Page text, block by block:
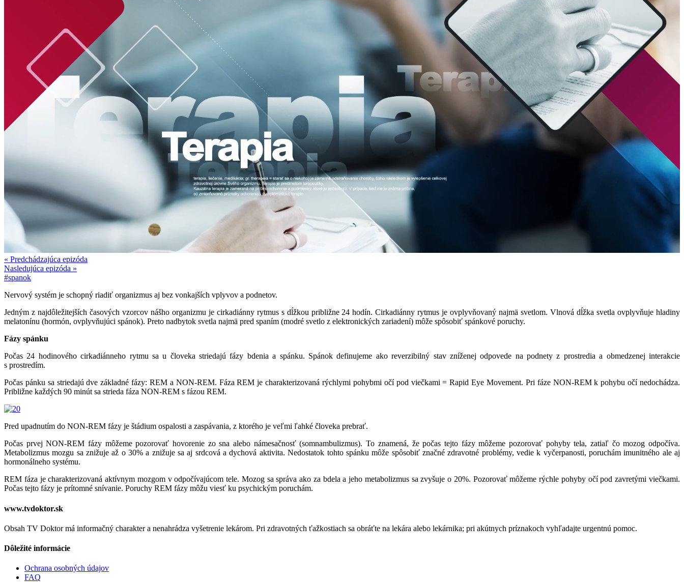
« Predchádzajúca epizóda
Nasledujúca epizóda »
#spanok
Nervový systém je schopný riadiť organizmus aj bez vonkajších vplyvov a podnetov.
Jedným z najdôležitejších časových vzorcov nášho organizmu je cirkadiánny rytmus s dĺžkou približne 24 hodín. Cirkadiánny rytmus je ovplyvňovaný najmä svetlom. Vlnová dĺžka svetla ovplyvňuje hladiny
melatonínu (hormón, ovplyvňujúci spánok). Preto nadbytok svetla najmä pred spaním (modré svetlo z elektronických zariadení) môže spôsobiť spánkové poruchy.
Fázy spánku
Počas 24 hodinového cirkadiánneho rytmu sa u človeka striedajú fázy bdenia a spánku. Spánok definujeme ako reverzibilný stav zníženej odpovede na podnety z prostredia a obmedzenej interakcie
s prostredím.
Počas pánku sa striedajú dve základné fázy: REM a NON-REM. Fáza REM je charakterizovaná rýchlymi pohybmi očí pod viečkami = Rapid Eye Movement. Pri fáze NON-REM k pohybu očí nedochádza.
Približne každých 90 minút sa strieda fáza NON-REM s fázou REM.
Pred upadnutím do NON-REM fázy je štádium ospalosti a zaspávania, z ktorého je veľmi ľahké človeka prebrať.
Počas prvej NON-REM fázy môžeme pozorovať hovorenie zo sna alebo námesačnosť (somnambulizmus). To znamená, že počas tejto fázy môžeme pozorovať pohyby tela, zatiaľ čo mozog odpočíva.
Metabolizmus mozgu sa znižuje až o 30% a znižuje sa aj srdcová a dychová aktivita. Nedostatok tohto spánku môže spôsobiť značné zdravotné problémy, vedie k vyčerpanosti, poruchám imunitného ale aj
hormonálneho systému.
REM fáza je charakterizovaná aktívnym mozgom v odpočívajúcom tele. Mozog sa správa ako za bdela a jeho metabolizmus sa zvyšuje o 20%. Pozorovať môžeme rýchle pohyby očí pod zavretými viečkami.
Počas tejto fázy je prítomné snívanie. Poruchy REM fázy môžu viesť ku psychickým poruchám.
www.tvdoktor.sk
Obsah TV Doktor má informačný charakter a nenahrádza vyšetrenie lekárom. Pri zdravotných ťažkostiach sa obráťte na lekára alebo lekárnika; pri akútnych príznakoch vyhľadajte urgentnú pomoc.
Dôležité informácie
Ochrana osobných údajov
FAQ